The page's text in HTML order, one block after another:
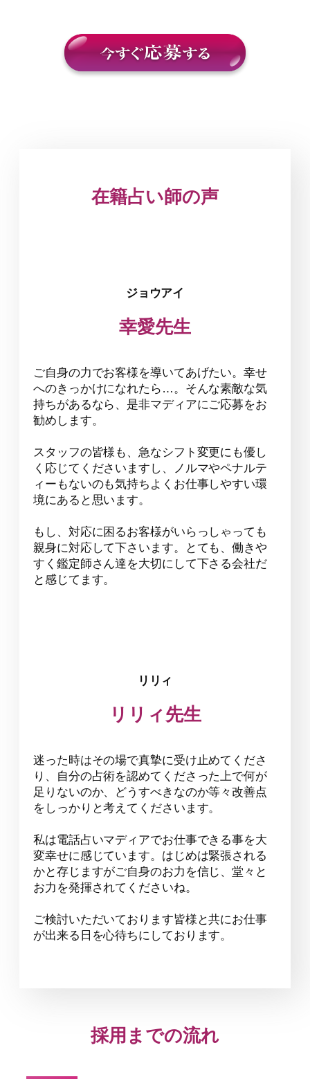
在籍占い師の声
ジョウアイ
幸愛先生
ご自身の力でお客様を導いてあげたい。幸せ
へのきっかけになれたら…。そんな素敵な気
持ちがあるなら、是非マディアにご応募をお
勧めします。
スタッフの皆様も、急なシフト変更にも優し
く応じてくださいますし、ノルマやペナルテ
ィーもないのも気持ちよくお仕事しやすい環
境にあると思います。
もし、対応に困るお客様がいらっしゃっても
親身に対応して下さいます。とても、働きや
すく鑑定師さん達を大切にして下さる会社だ
と感じてます。
リリィ
リリィ先生
迷った時はその場で真摯に受け止めてくださ
り、自分の占術を認めてくださった上で何が
足りないのか、どうすべきなのか等々改善点
をしっかりと考えてくださいます。
私は電話占いマディアでお仕事できる事を大
変幸せに感じています。はじめは緊張される
かと存じますがご自身のお力を信じ、堂々と
お力を発揮されてくださいね。
ご検討いただいております皆様と共にお仕事
が出来る日を心待ちにしております。
採用までの流れ